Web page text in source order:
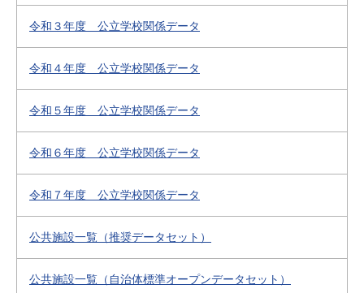
令和３年度 公立学校関係データ
令和４年度 公立学校関係データ
令和５年度 公立学校関係データ
令和６年度 公立学校関係データ
令和７年度 公立学校関係データ
公共施設一覧（推奨データセット）
公共施設一覧（自治体標準オープンデータセット）